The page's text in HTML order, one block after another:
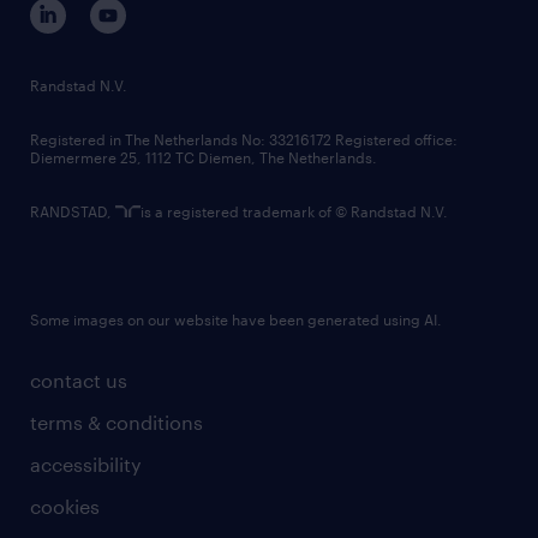
randstad innovation fund
country websites
contact us
terms & conditions
accessibility
cookies
Randstad N.V.
Registered in The Netherlands No: 33216172 Registered office:
Diemermere 25, 1112 TC Diemen, The Netherlands.
RANDSTAD, is a registered trademark of © Randstad N.V.
Some images on our website have been generated using AI.